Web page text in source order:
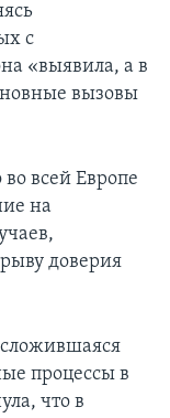
с
«выявила, а в
вызовы
всей Европе
на
доверия
процессы в
что в